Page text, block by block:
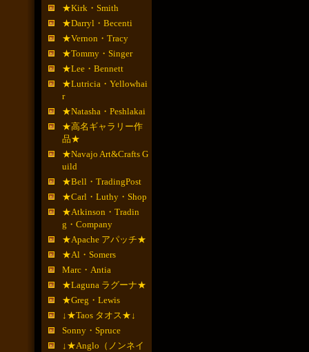
★Kirk・Smith
★Darryl・Becenti
★Vernon・Tracy
★Tommy・Singer
★Lee・Bennett
★Lutricia・Yellowhai
r
★Natasha・Peshlakai
★高名ギャラリー作
品★
★Navajo Art&Crafts G
uild
★Bell・TradingPost
★Carl・Luthy・Shop
★Atkinson・Tradin
g・Company
★Apache アパッチ★
★Al・Somers
Marc・Antia
★Laguna ラグーナ★
★Greg・Lewis
↓★Taos タオス★↓
Sonny・Spruce
↓★Anglo（ノンネイ